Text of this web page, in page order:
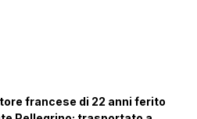
francese di 22 anni ferito